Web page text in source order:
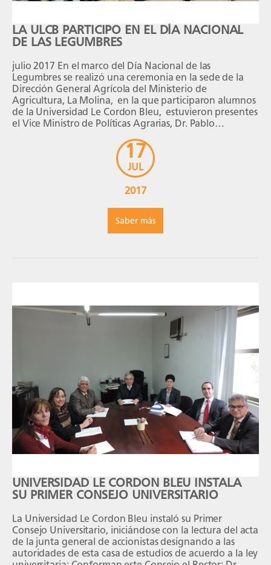
17
JUL
2017
Saber más
LA ULCB PARTICIPO EN EL DÍA NACIONAL
DE LAS LEGUMBRES
julio 2017 En el marco del Día Nacional de las
Legumbres se realizó una ceremonia en la sede de la
Dirección General Agrícola del Ministerio de
Agricultura, La Molina, en la que participaron alumnos
de la Universidad Le Cordon Bleu, estuvieron presentes
el Vice Ministro de Políticas Agrarias, Dr. Pablo
UNIVERSIDAD LE CORDON BLEU INSTALA
SU PRIMER CONSEJO UNIVERSITARIO
La Universidad Le Cordon Bleu instaló su Primer
Consejo Universitario, iniciándose con la lectura del acta
de la junta general de accionistas designando a las
autoridades de esta casa de estudios de acuerdo a la ley